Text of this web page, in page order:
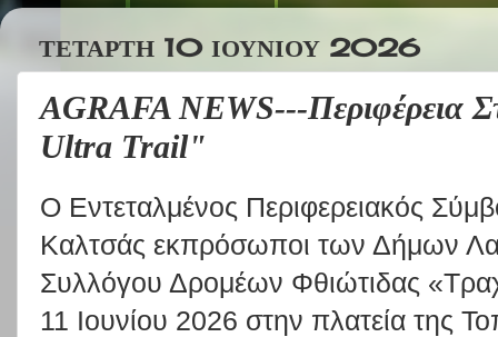
ΤΕΤΆΡΤΗ 10 ΙΟΥΝΊΟΥ 2026
AGRAFA NEWS---Περιφέρεια
Ultra Trail"
Ο Εντεταλμένος Περιφερειακός
Καλτσάς εκπρόσωποι των Δήμων
Συλλόγου Δρομέων Φθιώτιδας
11 Ιουνίου 2026 στην πλατεία της